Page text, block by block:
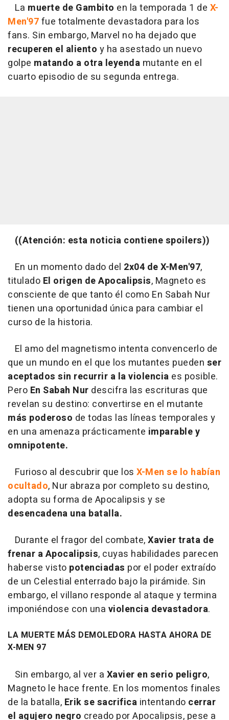
La muerte de Gambito en la temporada 1 de X-
Men'97fue totalmente devastadora para los
fans. Sin embargo, Marvel no ha dejado que
recuperen el aliento y ha asestado un nuevo
golpe matando a otra leyenda mutante en el
cuarto episodio de su segunda entrega.
((Atención: esta noticia contiene spoilers))
En un momento dado del 2x04 de X-Men'97,
titulado El origen de Apocalipsis, Magneto es
consciente de que tanto él como En Sabah Nur
tienen una oportunidad única para cambiar el
curso de la historia.
El amo del magnetismo intenta convencerlo de
que un mundo en el que los mutantes pueden ser
aceptados sin recurrir a la violencia es posible.
Pero En Sabah Nur descifra las escrituras que
revelan su destino: convertirse en el mutante
más poderoso de todas las líneas temporales y
en una amenaza prácticamente imparable y
omnipotente.
Furioso al descubrir que los X-Men se lo habían
ocultado, Nur abraza por completo su destino,
adopta su forma de Apocalipsis y se
desencadena una batalla.
Durante el fragor del combate,Xavier trata de
frenar a Apocalipsis, cuyas habilidades parecen
haberse visto potenciadas por el poder extraído
de un Celestial enterrado bajo la pirámide. Sin
embargo, el villano responde al ataque y termina
imponiéndose con una violencia devastadora.
LA MUERTE MÁS DEMOLEDORA HASTA AHORA DE
X-MEN 97
Sin embargo, al ver a Xavier en serio peligro,
Magneto le hace frente. En los momentos finales
de la batalla, Erik se sacrifica intentando cerrar
el agujero negro creado por Apocalipsis, pese a